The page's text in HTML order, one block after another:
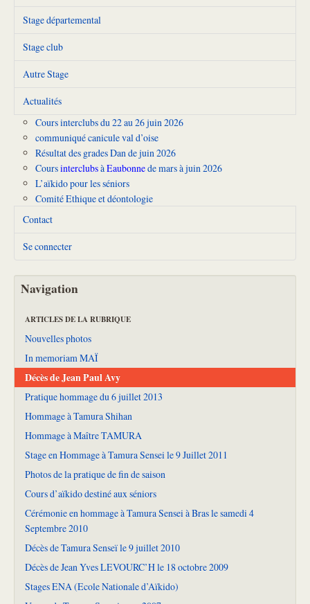
Stage départemental
Stage club
Autre Stage
Actualités
Cours interclubs du 22 au 26 juin 2026
communiqué canicule val d’oise
Résultat des grades Dan de juin 2026
CoursinterclubsàEaubonnede mars à juin 2026
L’aïkido pour les séniors
Comité Ethique et déontologie
Contact
Se connecter
Navigation
ARTICLES DE LA RUBRIQUE
Nouvelles photos
In memoriam MAÏ
Décès de Jean Paul Avy
Pratique hommage du 6 juillet 2013
Hommage à Tamura Shihan
Hommage à Maître TAMURA
Stage en Hommage à Tamura Sensei le 9 Juillet 2011
Photos de la pratique de fin de saison
Cours d’aïkido destiné aux séniors
Cérémonie en hommage à Tamura Sensei à Bras le samedi 4
Septembre 2010
Décès de Tamura Senseï le 9 juillet 2010
Décès de Jean Yves LEVOURC’H le 18 octobre 2009
Stages ENA (Ecole Nationale d’Aïkido)